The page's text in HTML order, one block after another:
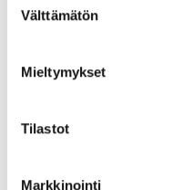
valinta
Välttämätön
Mieltymykset
Tilastot
Markkinointi
käsillä tekemistä, eli